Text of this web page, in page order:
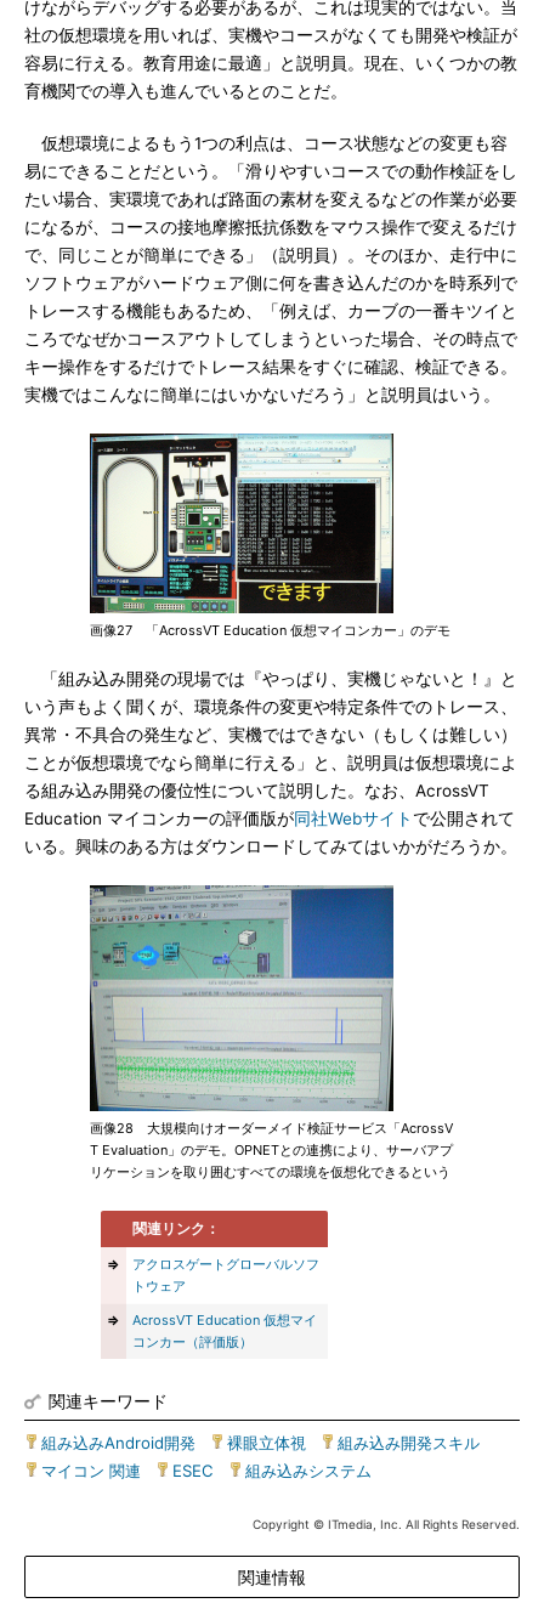
けながらデバッグする必要があるが、これは現実的ではない。当
社の仮想環境を用いれば、実機やコースがなくても開発や検証が
容易に行える。教育用途に最適」と説明員。現在、いくつかの教
育機関での導入も進んでいるとのことだ。
仮想環境によるもう1つの利点は、コース状態などの変更も容
易にできることだという。「滑りやすいコースでの動作検証をし
たい場合、実環境であれば路面の素材を変えるなどの作業が必要
になるが、コースの接地摩擦抵抗係数をマウス操作で変えるだけ
で、同じことが簡単にできる」（説明員）。そのほか、走行中に
ソフトウェアがハードウェア側に何を書き込んだのかを時系列で
トレースする機能もあるため、「例えば、カーブの一番キツイと
ころでなぜかコースアウトしてしまうといった場合、その時点で
キー操作をするだけでトレース結果をすぐに確認、検証できる。
実機ではこんなに簡単にはいかないだろう」と説明員はいう。
画像27 「AcrossVT Education 仮想マイコンカー」のデモ
「組み込み開発の現場では『やっぱり、実機じゃないと！』と
いう声もよく聞くが、環境条件の変更や特定条件でのトレース、
異常・不具合の発生など、実機ではできない（もしくは難しい）
ことが仮想環境でなら簡単に行える」と、説明員は仮想環境によ
る組み込み開発の優位性について説明した。なお、AcrossVT
Education マイコンカーの評価版が同社Webサイト で公開されて
いる。興味のある方はダウンロードしてみてはいかがだろうか。
画像28 大規模向けオーダーメイド検証サービス「AcrossV
T Evaluation」のデモ。OPNETとの連携により、サーバアプ
リケーションを取り囲むすべての環境を仮想化できるという
関連リンク：
⇒
アクロスゲートグローバルソフ
トウェア
⇒
AcrossVT Education 仮想マイ
コンカー（評価版）
関連キーワード
組み込みAndroid開発 裸眼立体視 組み込み開発スキル
マイコン 関連
ESEC 組み込みシステム
Copyright © ITmedia, Inc. All Rights Reserved.
関連情報